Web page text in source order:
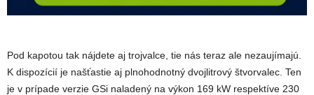
Pod kapotou tak nájdete aj trojvalce, tie nás teraz ale nezaujímajú.
K dispozícií je našťastie aj plnohodnotný dvojlitrový štvorvalec. Ten
je v prípade verzie GSi naladený na výkon 169 kW respektíve 230